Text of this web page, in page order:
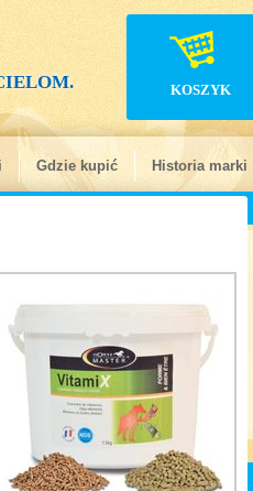
Gdzie kupić Historia marki
KOSZYK